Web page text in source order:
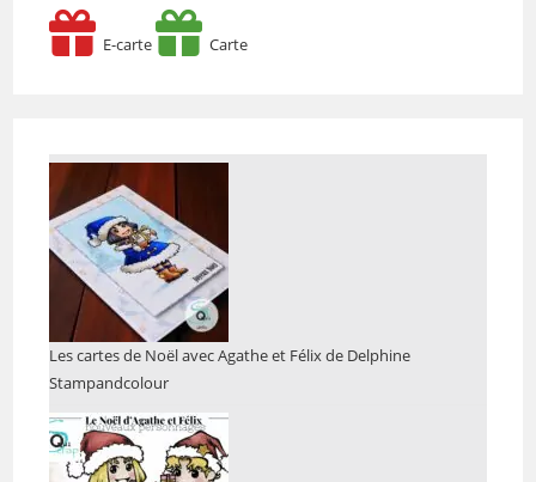
E-carte Carte
Les cartes de Noël avec Agathe et Félix de Delphine
Stampandcolour